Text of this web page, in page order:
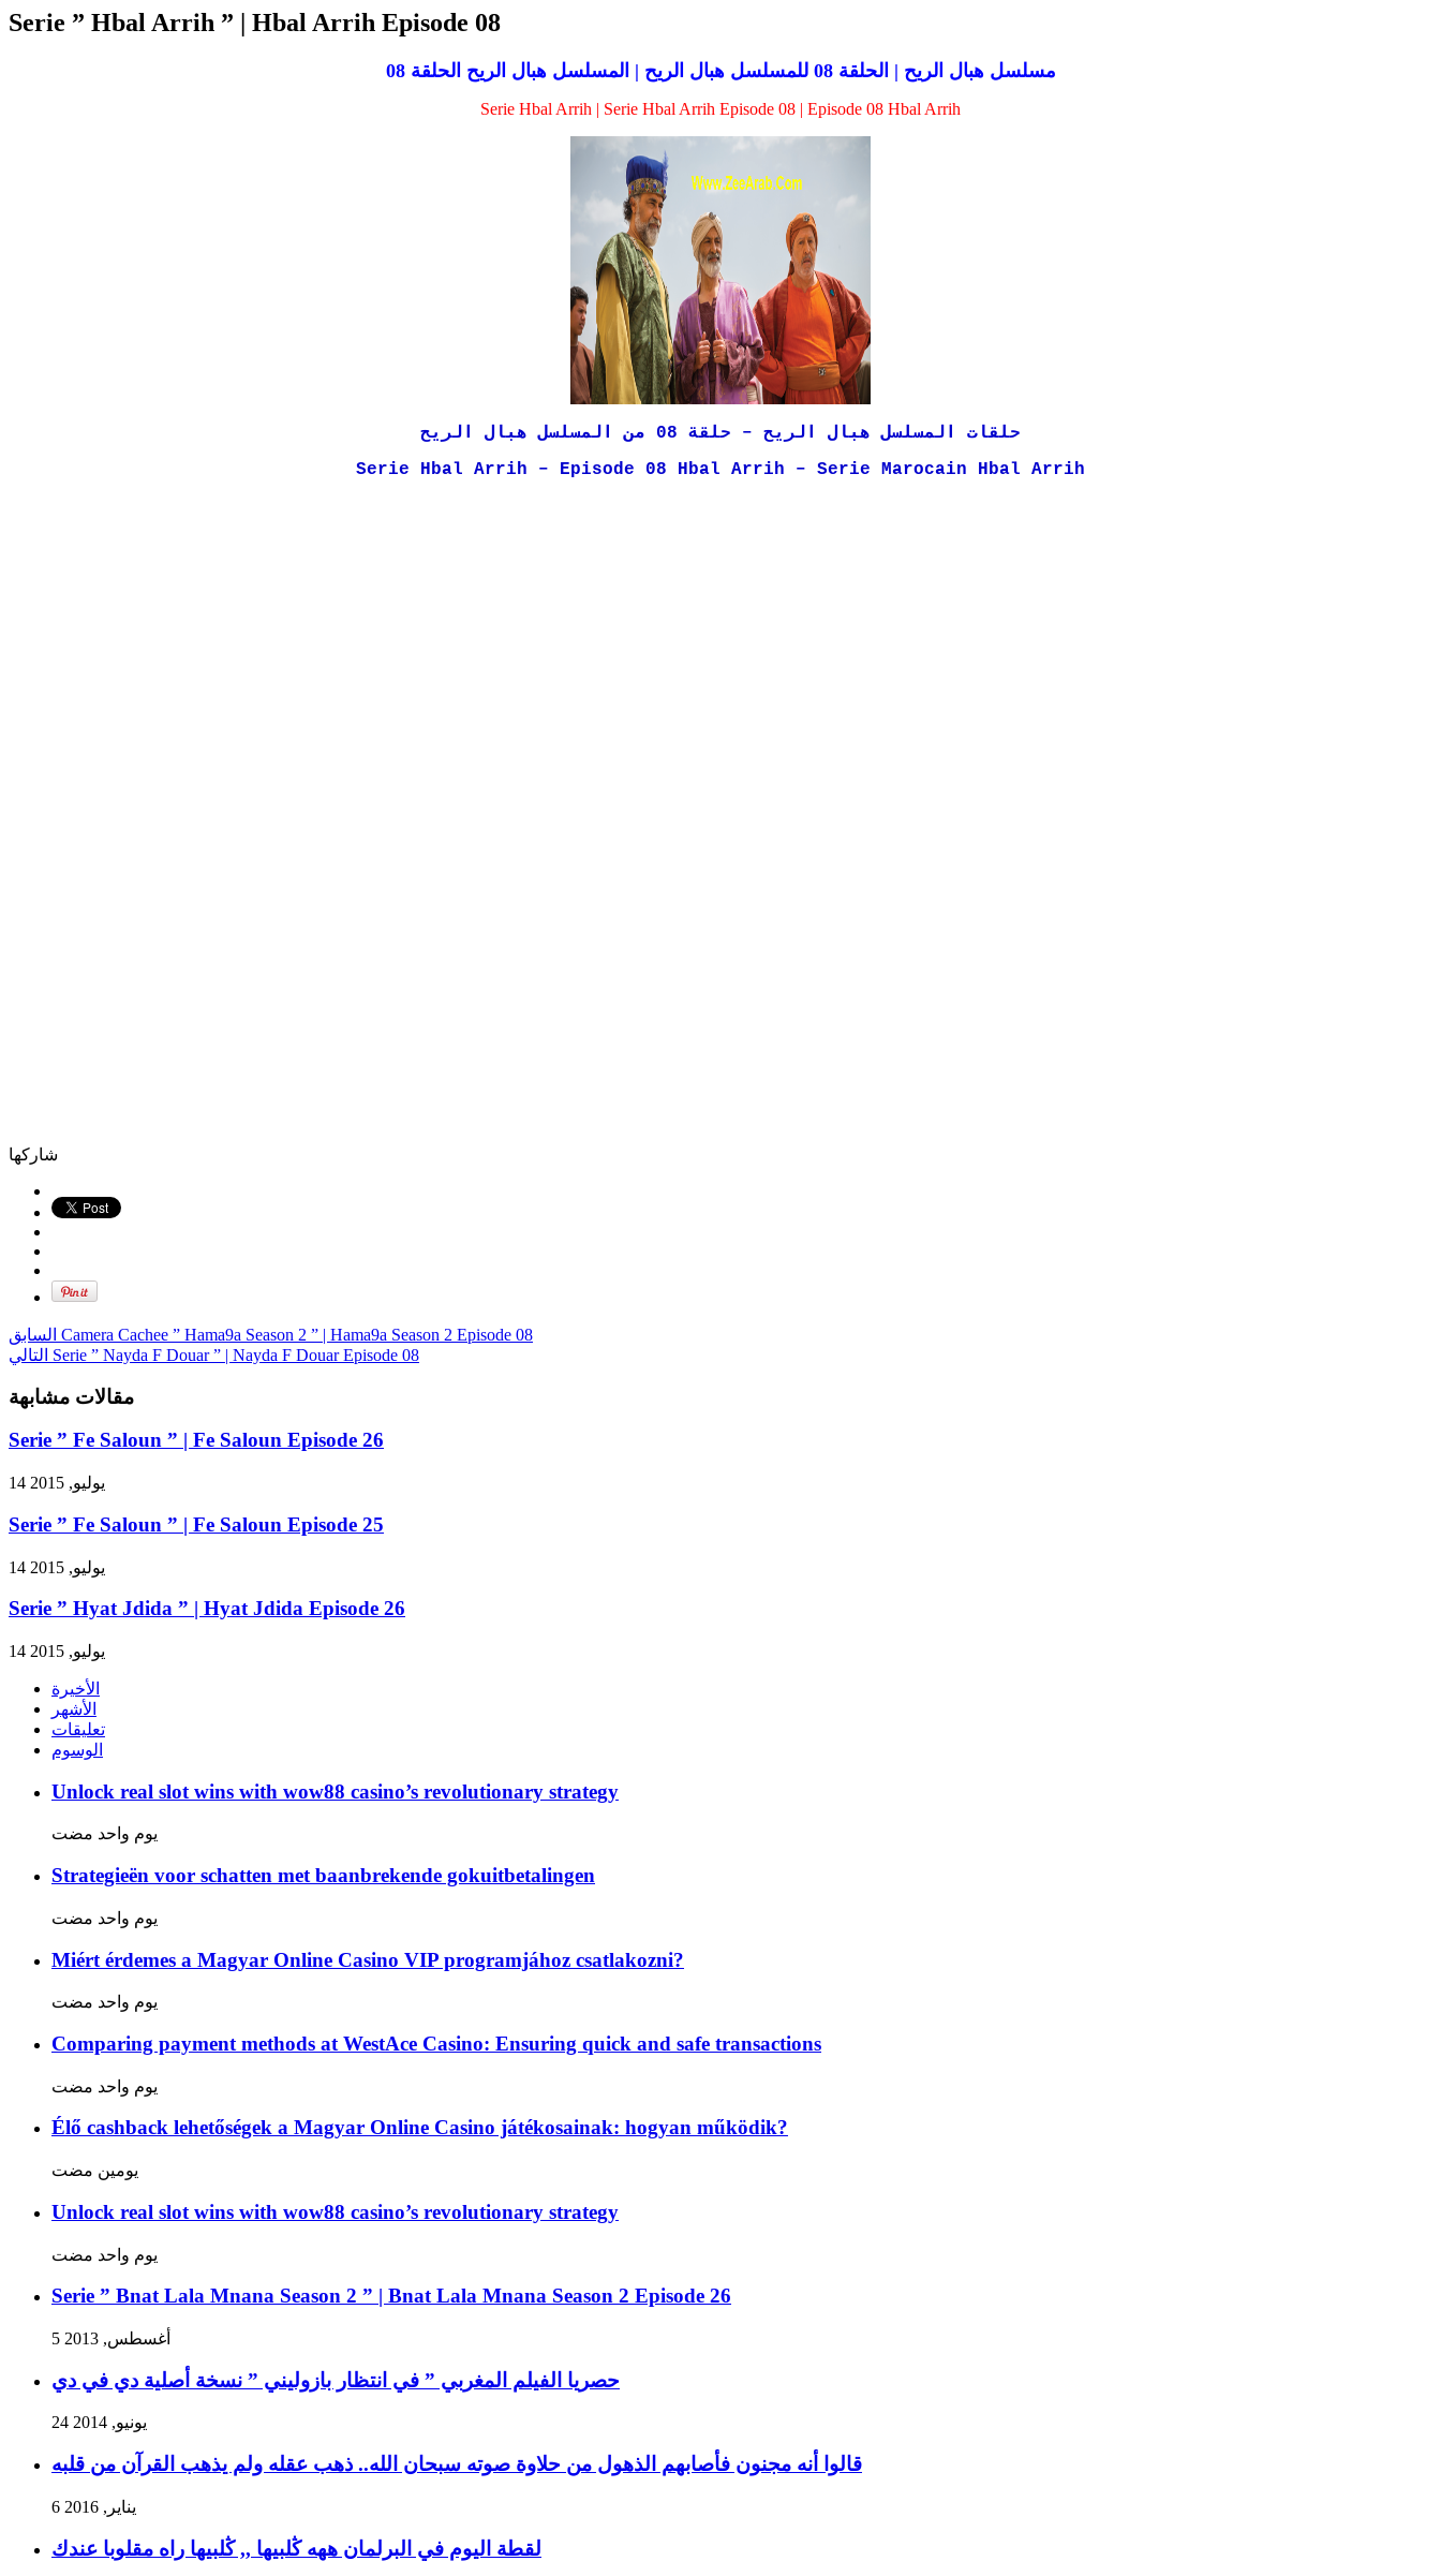
Serie ” Hbal Arrih ” | Hbal Arrih Episode 08
مسلسل هبال الريح | الحلقة 08 للمسلسل هبال الريح | المسلسل هبال الريح الحلقة 08
Serie Hbal Arrih | Serie Hbal Arrih Episode 08 | Episode 08 Hbal Arrih
حلقات المسلسل هبال الريح – حلقة 08 من المسلسل هبال الريح
Serie Hbal Arrih – Episode 08 Hbal Arrih – Serie Marocain Hbal Arrih
شاركها
السابق Camera Cachee ” Hama9a Season 2 ” | Hama9a Season 2 Episode 08
التالي Serie ” Nayda F Douar ” | Nayda F Douar Episode 08
مقالات مشابهة
Serie ” Fe Saloun ” | Fe Saloun Episode 26
14 يوليو, 2015
Serie ” Fe Saloun ” | Fe Saloun Episode 25
14 يوليو, 2015
Serie ” Hyat Jdida ” | Hyat Jdida Episode 26
14 يوليو, 2015
الأخيرة
الأشهر
تعليقات
الوسوم
Unlock real slot wins with wow88 casino’s revolutionary strategy
‏يوم واحد مضت
Strategieën voor schatten met baanbrekende gokuitbetalingen
‏يوم واحد مضت
Miért érdemes a Magyar Online Casino VIP programjához csatlakozni?
‏يوم واحد مضت
Comparing payment methods at WestAce Casino: Ensuring quick and safe transactions
‏يوم واحد مضت
Élő cashback lehetőségek a Magyar Online Casino játékosainak: hogyan működik?
‏يومين مضت
Unlock real slot wins with wow88 casino’s revolutionary strategy
‏يوم واحد مضت
Serie ” Bnat Lala Mnana Season 2 ” | Bnat Lala Mnana Season 2 Episode 26
5 أغسطس, 2013
حصريا الفيلم المغربي ” في انتظار بازوليني ” نسخة أصلية دي في دي
24 يونيو, 2014
قالوا أنه مجنون فأصابهم الذهول من حلاوة صوته سبحان الله.. ذهب عقله ولم يذهب القرآن من قلبه
6 يناير, 2016
لقطة اليوم في البرلمان ههه ڭلبيها ,, ڭلبيها راه مقلوبا عندك